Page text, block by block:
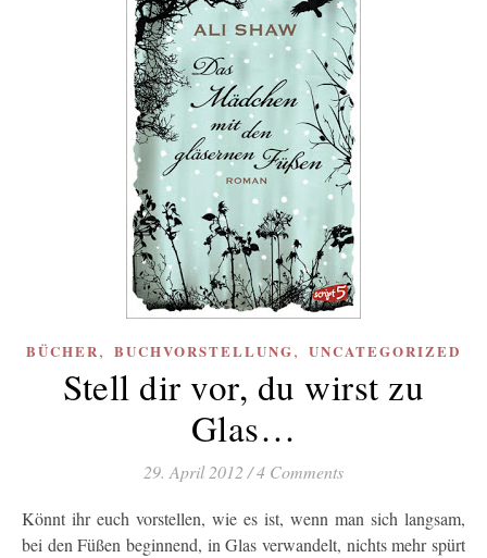
BÜCHER, BUCHVORSTELLUNG, UNCATEGORIZED
Stell dir vor, du wirst zu
Glas…
29. April 2012 /4 Comments
Könnt ihr euch vorstellen, wie es ist, wenn man sich langsam,
bei den Füßen beginnend, in Glas verwandelt, nichts mehr spürt